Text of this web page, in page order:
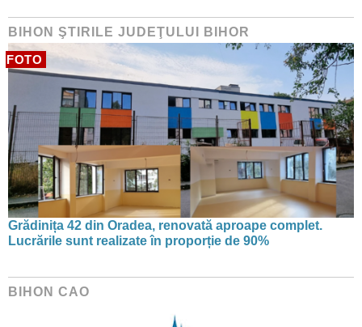
BIHON ŞTIRILE JUDEŢULUI BIHOR
FOTO
Grădinița 42 din Oradea, renovată aproape complet.
Lucrările sunt realizate în proporție de 90%
BIHON CAO